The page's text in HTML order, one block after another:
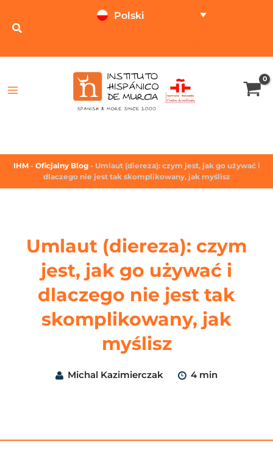
Polski
IHM - Oficjalny Blog - Umlaut (diereza): czym jest, jak go używać i
dlaczego nie jest tak skomplikowany, jak myślisz
Umlaut (diereza): czym
jest, jak go używać i
dlaczego nie jest tak
skomplikowany, jak
myślisz
Michal Kazimierczak 4 min